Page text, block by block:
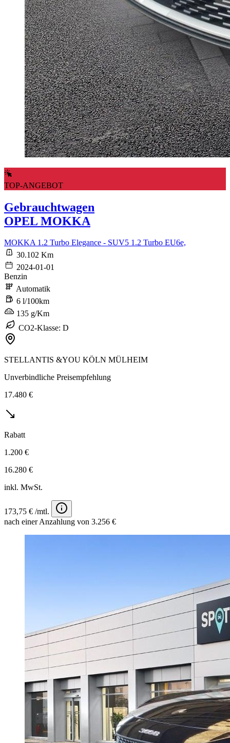
TOP-ANGEBOT
Gebrauchtwagen
OPEL MOKKA
MOKKA 1.2 Turbo Elegance - SUV5 1.2 Turbo EU6e,
30.102 Km
2024-01-01
Benzin
Automatik
6 l/100km
135 g/Km
CO2-Klasse: D
STELLANTIS &YOU KÖLN MÜLHEIM
Unverbindliche Preisempfehlung
17.480 €
Rabatt
1.200 €
16.280 €
inkl. MwSt.
173,75 € /mtl.
nach einer Anzahlung von 3.256 €